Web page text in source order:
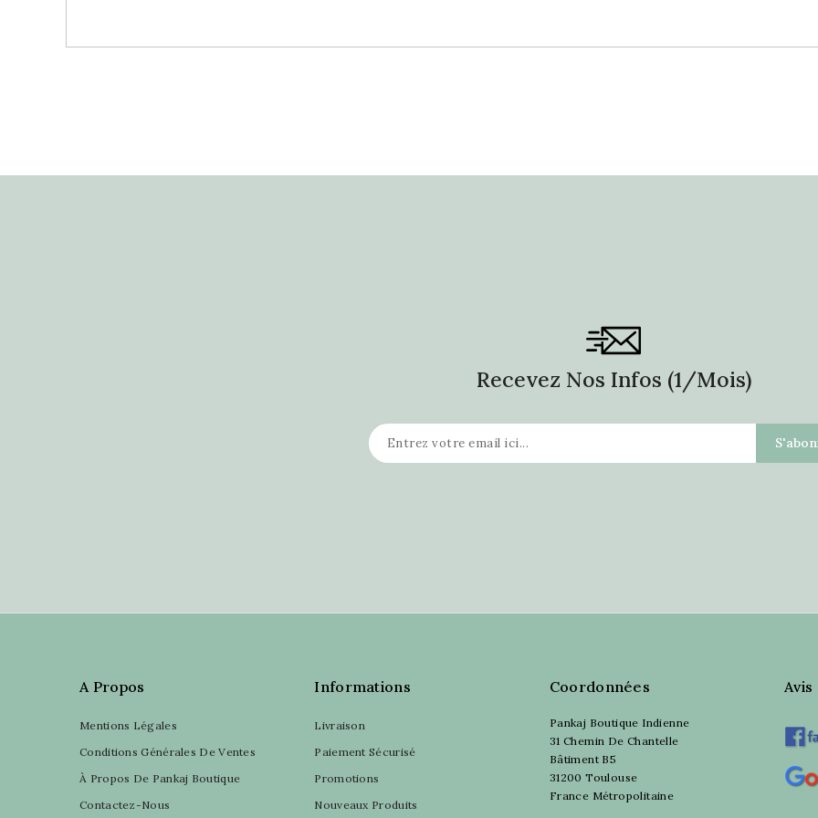
Recevez Nos Infos (1/mois)
A Propos
Mentions Légales
Conditions Générales De Ventes
À Propos De Pankaj Boutique
Contactez-Nous
Informations
Livraison
Paiement Sécurisé
Promotions
Nouveaux Produits
Coordonnées
Pankaj Boutique Indienne
31 Chemin De Chantelle
Bâtiment B5
31200 Toulouse
France Métropolitaine